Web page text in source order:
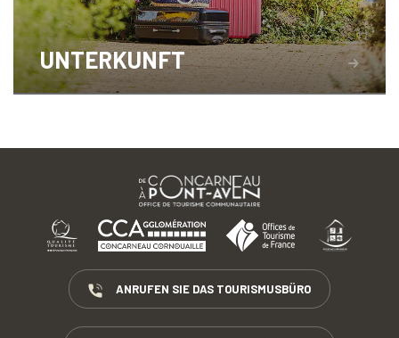
UNTERKUNFT
ANRUFEN SIE DAS TOURISMUSBÜRO